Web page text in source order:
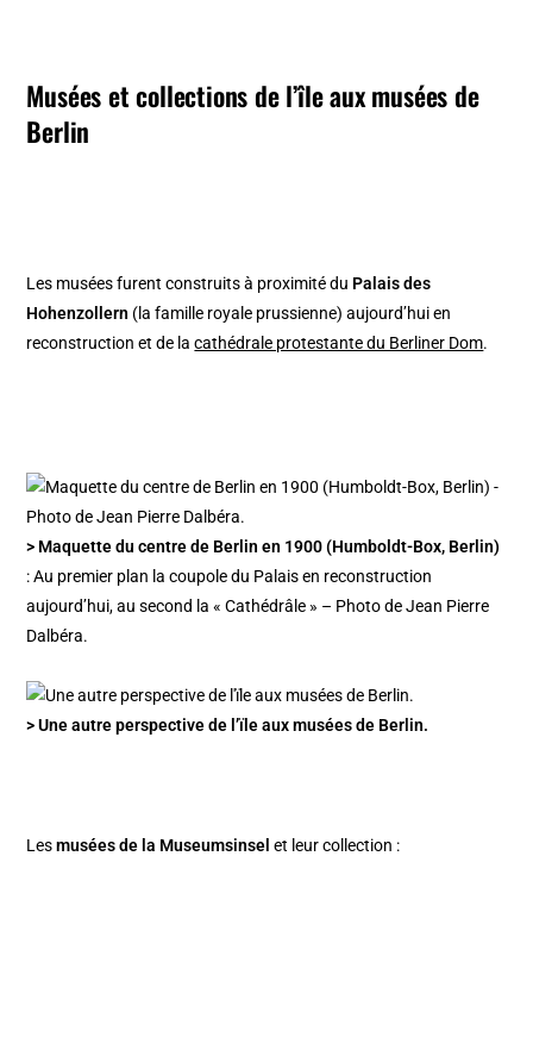
Musées et collections de l’île aux musées de
Berlin
Les musées furent construits à proximité du Palais des
Hohenzollern (la famille royale prussienne) aujourd’hui en
reconstruction et de lacathédrale protestante du Berliner Dom.
> Maquette du centre de Berlin en 1900 (Humboldt-Box, Berlin)
: Au premier plan la coupole du Palais en reconstruction
aujourd’hui, au second la « Cathédrâle » – Photo de Jean Pierre
Dalbéra.
> Une autre perspective de l’ïle aux musées de Berlin.
Lesmusées de la Museumsinsel et leur collection :